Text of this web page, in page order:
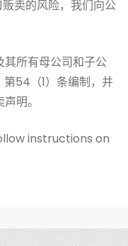
卖的风险，我们向公
其所有母公司和子公
54（1）条编制，并
明。
instructions on